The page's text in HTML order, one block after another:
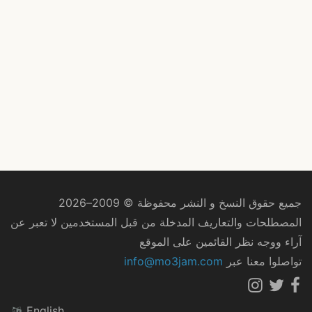
جميع حقوق النسخ و النشر محفوظة © 2009–2026
المصطلحات والتعاريف المدخلة من قبل المستخدمين لا تعبر عن
آراء ووجه نظر القائمين على الموقع
تواصلوا معنا عبر info@mo3jam.com